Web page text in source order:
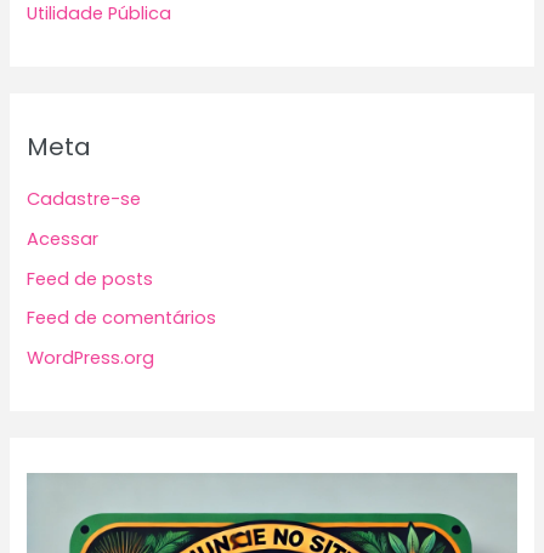
Utilidade Pública
Meta
Cadastre-se
Acessar
Feed de posts
Feed de comentários
WordPress.org